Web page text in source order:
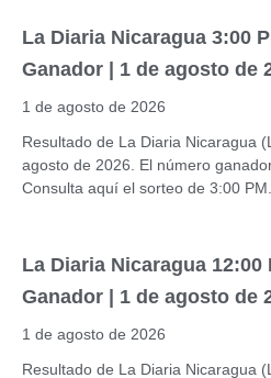
La Diaria Nicaragua 3:00
Ganador | 1 de agosto de
1 de agosto de 2026
Resultado de La Diaria Nicaragua
agosto de 2026. El número
Consulta aquí el sorteo de 3:00 PM.
La Diaria Nicaragua
Ganador | 1 de agosto de
1 de agosto de 2026
Resultado de La Diaria Nicaragua